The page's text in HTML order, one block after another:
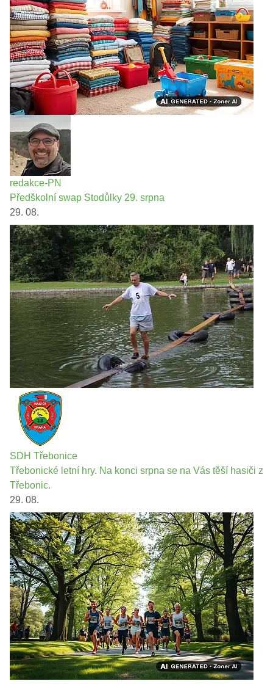
redakce-PN
Předškolní swap Stodůlky 29. srpna
29. 08.
SDH Třebonice
Třebonické letní hry. Na konci srpna se na Vás těší hasiči z
Třebonic.
29. 08.